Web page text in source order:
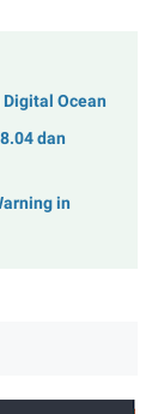
Ocean
dan
in